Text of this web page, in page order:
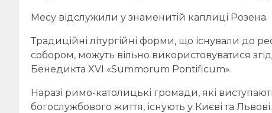
Месу відслужили у знаменитій каплиці Розена.
Традиційні літургійні форми, що існували до
собором, можуть вільно використовуватися
Бенедикта XVI «Summorum Pontificum».
Наразі римо-католицькі громади, які
богослужбового життя, існують у Києві та